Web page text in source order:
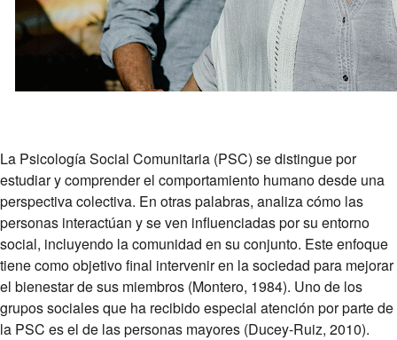
La Psicología Social Comunitaria (PSC) se distingue por
estudiar y comprender el comportamiento humano desde una
perspectiva colectiva. En otras palabras, analiza cómo las
personas interactúan y se ven influenciadas por su entorno
social, incluyendo la comunidad en su conjunto. Este enfoque
tiene como objetivo final intervenir en la sociedad para mejorar
el bienestar de sus miembros (Montero, 1984). Uno de los
grupos sociales que ha recibido especial atención por parte de
la PSC es el de las personas mayores (Ducey-Ruiz, 2010).